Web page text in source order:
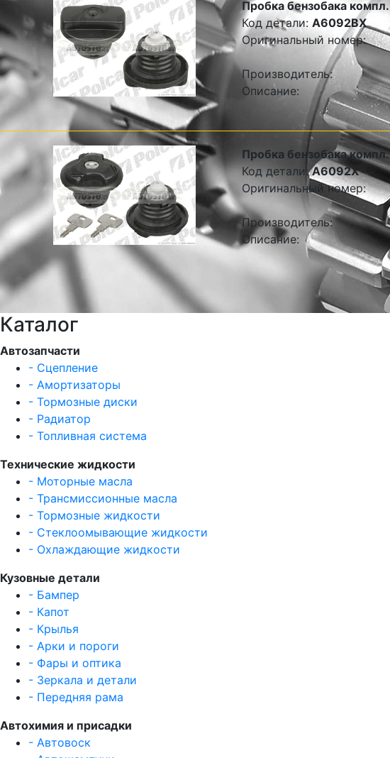
Пробка бензобака компл.
Код детали: A6092BX
Оригинальный номер:
Производитель:
Описание:
Пробка бензобака компл.
Код детали:A6092X
Оригинальный номер:
Производитель:
Описание:
Каталог
Автозапчасти
- Сцепление
- Амортизаторы
- Тормозные диски
- Радиатор
- Топливная система
Технические жидкости
- Моторные масла
- Трансмиссионные масла
- Тормозные жидкости
- Стеклоомывающие жидкости
- Охлаждающие жидкости
Кузовные детали
- Бампер
- Капот
- Крылья
- Арки и пороги
- Фары и оптика
- Зеркала и детали
- Передняя рама
Автохимия и присадки
- Автовоск